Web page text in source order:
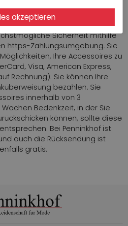
wichtiger Service. Während
Ihrer Evaluna-Produkte
Sicherheit mithilfe
https-Zahlungsumgebung. Sie
Ihre Accessoires zu
Visa, American Express,
Rechnung). Sie können Ihre
bezahlen. Sie
innerhalb von 3
Bedenkzeit, in der Sie
können, sollte diese
Bei Penninkhof ist
auch die Rücksendung ist
gratis.